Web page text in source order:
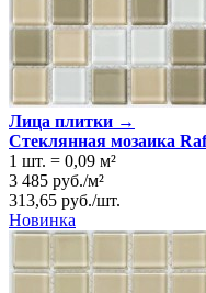
Лица плитки →
Стеклянная мозаика
1 шт. = 0,09 м²
3 485 руб./м²
313,65 руб./шт.
Новинка